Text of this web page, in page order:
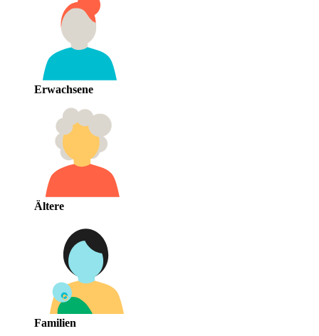
Erwachsene
Ältere
Familien